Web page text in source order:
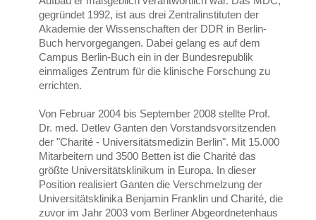
gegründet 1992, ist aus drei Zentralinstituten der
Akademie der Wissenschaften der DDR in Berlin-
Buch hervorgegangen. Dabei gelang es auf dem
Campus Berlin-Buch ein in der Bundesrepublik
einmaliges Zentrum für die klinische Forschung zu
errichten.
Von Februar 2004 bis September 2008 stellte Prof.
Dr. med. Detlev Ganten den Vorstandsvorsitzenden
der "Charité - Universitätsmedizin Berlin". Mit 15.000
Mitarbeitern und 3500 Betten ist die Charité das
größte Universitätsklinikum in Europa. In dieser
Position realisiert Ganten die Verschmelzung der
Universitätsklinika Benjamin Franklin und Charité, die
zuvor im Jahr 2003 vom Berliner Abgeordnetenhaus